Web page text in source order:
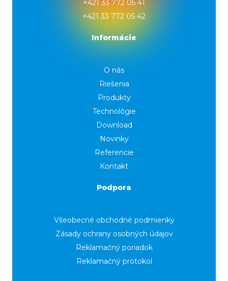
+421 33 772 05 41
+421 33 772 05 42
Informácie
O nás
Riešenia
Produkty
Technológie
Download
Novinky
Referencie
Kontakt
Podpora
Všeobecné obchodné podmienky
Zásady ochrany osobných údajov
Reklamačný poriadok
Reklamačný protokol